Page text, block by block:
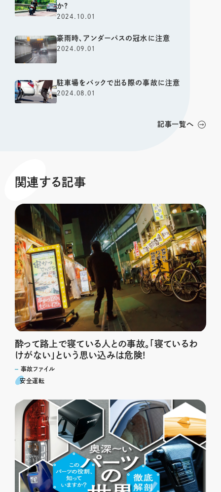
か?
2024.10.01
豪雨時、アンダーパスの冠水に注意
2024.09.01
駐車場をバックで出る際の事故に注意
2024.08.01
記事一覧へ
関連する記事
酔って路上で寝ている人との事故。「寝ているわ
けがない」という思い込みは危険!
事故ファイル
安全運転